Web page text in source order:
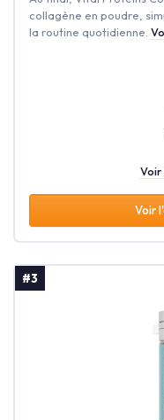
collagène en poudre,
la routine quotidienne.
Voir
#3